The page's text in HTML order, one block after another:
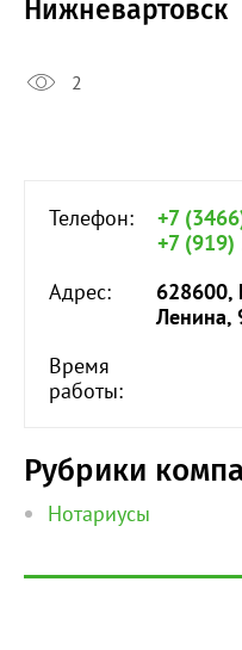
Нижневартовск
2
Телефон:
+7
+7
Адрес:
628600,
Ленина,
Время
работы:
Рубрики
Нотариусы